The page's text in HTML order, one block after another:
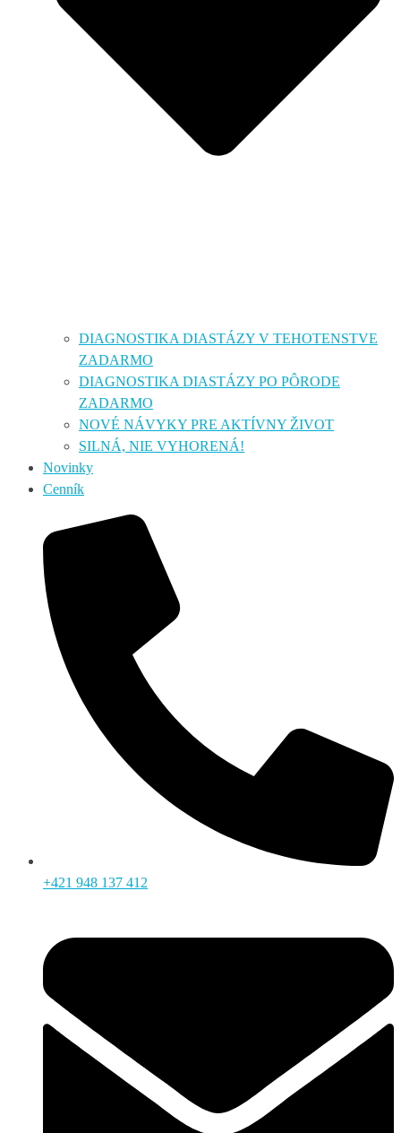
DIAGNOSTIKA DIASTÁZY V TEHOTENSTVE
ZADARMO
DIAGNOSTIKA DIASTÁZY PO PÔRODE
ZADARMO
NOVÉ NÁVYKY PRE AKTÍVNY ŽIVOT
SILNÁ, NIE VYHORENÁ!
Novinky
Cenník
+421 948 137 412